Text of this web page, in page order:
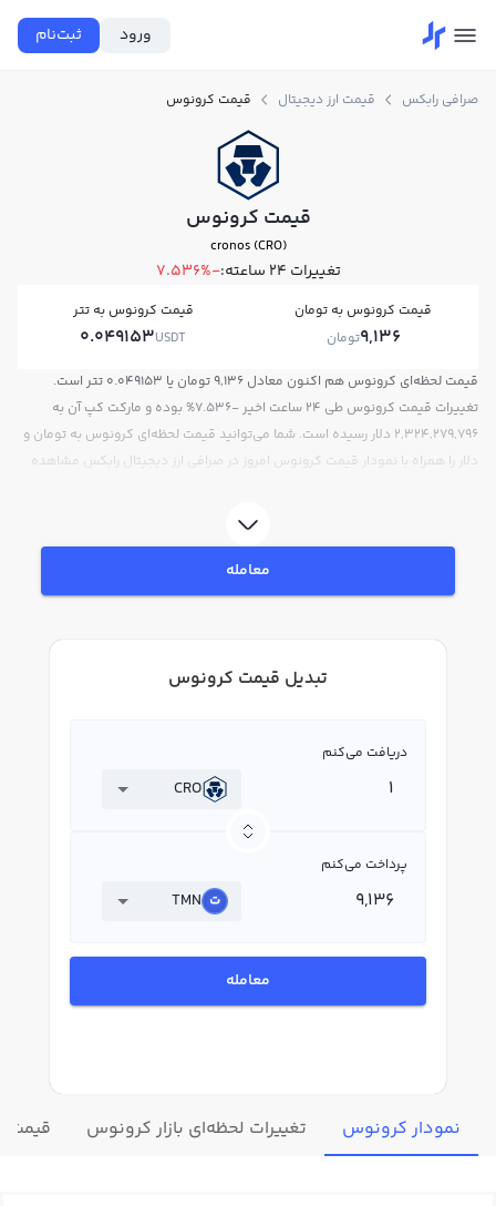
ورود ثبت‌نام
صرافی رابکس قیمت ارز دیجیتال قیمت کرونوس
قیمت کرونوس
cronos (CRO)
تغییرات ۲۴ ساعته: -7.536%
قیمت کرونوس به تومان
9,136تومان
قیمت کرونوس به تتر
0.049153USDT
قیمت لحظه‌ای کرونوس هم اکنون معادل 9,136 تومان یا 0.049153 تتر است.
تغییرات قیمت کرونوس طی 24 ساعت اخیر -7.536% بوده و مارکت کپ آن به
2,324,279,796 دلار رسیده است. شما می‌توانید قیمت لحظه‌ای کرونوس به تومان و
دلار را همراه با نمودار قیمت کرونوس امروز در صرافی ارز دیجیتال رابکس مشاهده
معامله
تبدیل قیمت کرونوس
دریافت می‌کنم
CRO
پرداخت می‌کنم
TMN
معامله
نمودار کرونوس تغییرات لحظه‌ای بازار کرونوس قیمت